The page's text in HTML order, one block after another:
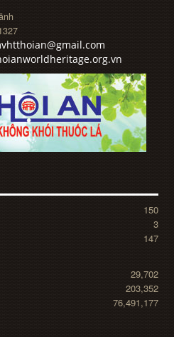
150
3
147
29,702
203,352
76,491,177